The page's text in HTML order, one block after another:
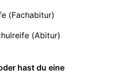
(Fachabitur)
(Abitur)
hast du eine